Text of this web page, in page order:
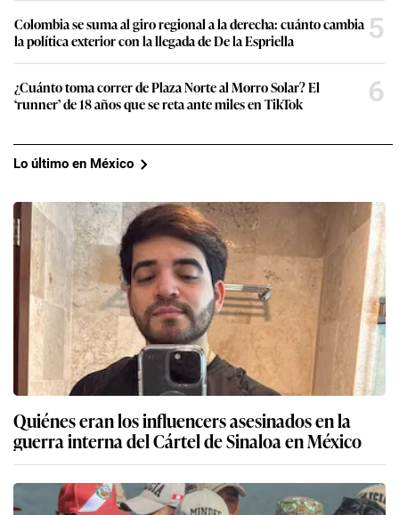
Colombia se suma al giro regional a la derecha: cuánto cambia
la política exterior con la llegada de De la Espriella
5
¿Cuánto toma correr de Plaza Norte al Morro Solar? El
‘runner’ de 18 años que se reta ante miles en TikTok
6
Lo último en México
Quiénes eran los influencers asesinados en la
guerra interna del Cártel de Sinaloa en México